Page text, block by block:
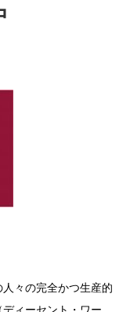
々の完全かつ生産的